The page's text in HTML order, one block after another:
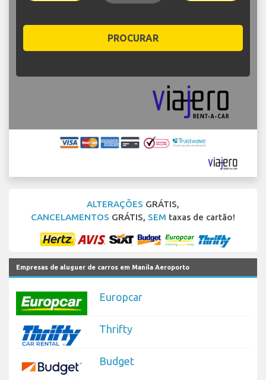
PROCURAR
ALTERAÇÕES GRÁTIS,
CANCELAMENTOS GRÁTIS, SEM taxas de cartão!
Empresas de aluguer de carros em Manila Aeroporto
Europcar
Thrifty
Budget